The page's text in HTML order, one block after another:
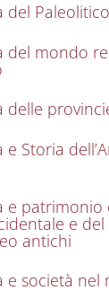
del Paleolitico
del mondo
delle
Storia
e patrimonio
e del
antichi
e società nel